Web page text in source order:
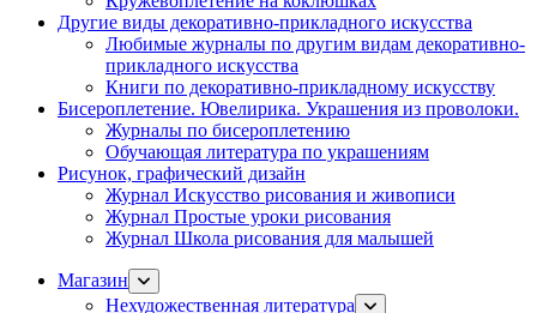
Другие виды декоративно-прикладного искусства
Любимые журналы по другим видам декоративно-
прикладного искусства
Книги по декоративно-прикладному искусству
Бисероплетение. Ювелирика. Украшения из проволоки.
Журналы по бисероплетению
Обучающая литература по украшениям
Рисунок, графический дизайн
Журнал Искусство рисования и живописи
Журнал Простые уроки рисования
Журнал Школа рисования для малышей
Магазин
Нехудожественная литература